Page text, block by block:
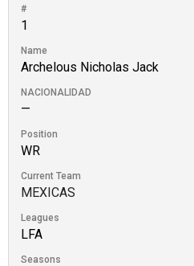
#
1
Name
Archelous Nicholas Jack
NACIONALIDAD
—
Position
WR
Current Team
MEXICAS
Leagues
LFA
Seasons